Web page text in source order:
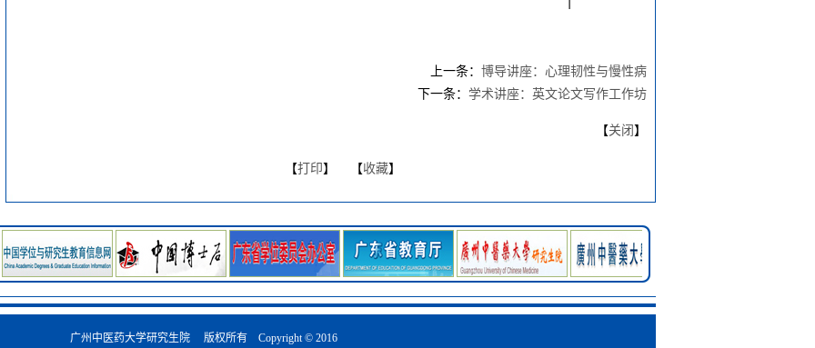
上一条： 博导讲座：心理韧性与慢性病
下一条： 学术讲座：英文论文写作工作坊
【关闭 】
【打印】 【收藏】
广州中医药大学研究生院 版权所有 Copyright © 2016